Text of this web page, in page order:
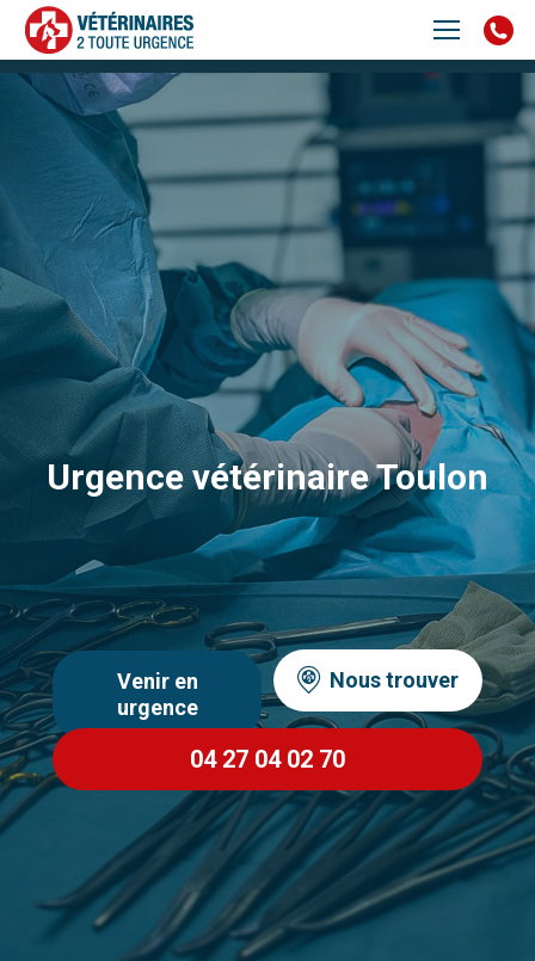
Urgence vétérinaire Toulon
Venir en
urgence
04 27 04 02 70
Nous trouver